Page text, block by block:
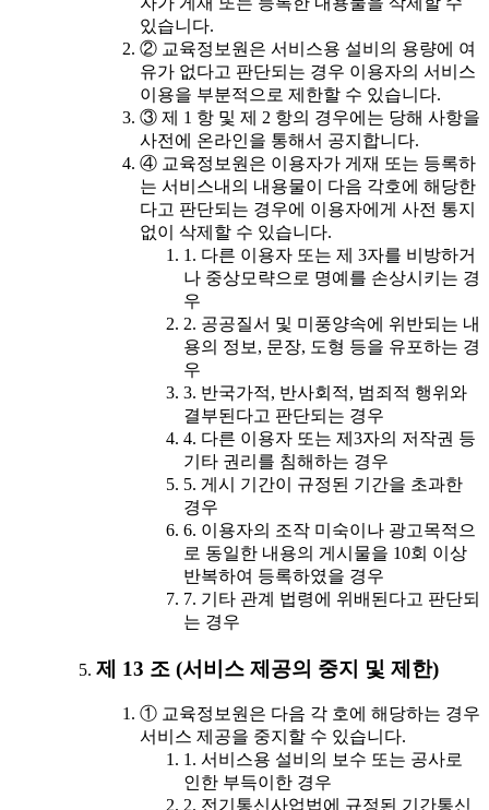
있습니다.
② 교육정보원은 서비스용 설비의 용량에 여
유가 없다고 판단되는 경우 이용자의 서비스
이용을 부분적으로 제한할 수 있습니다.
③ 제 1 항 및 제 2 항의 경우에는 당해 사항을
사전에 온라인을 통해서 공지합니다.
④ 교육정보원은 이용자가 게재 또는 등록하
는 서비스내의 내용물이 다음 각호에 해당한
다고 판단되는 경우에 이용자에게 사전 통지
없이 삭제할 수 있습니다.
1. 다른 이용자 또는 제 3자를 비방하거
나 중상모략으로 명예를 손상시키는 경
우
2. 공공질서 및 미풍양속에 위반되는 내
용의 정보, 문장, 도형 등을 유포하는 경
우
3. 반국가적, 반사회적, 범죄적 행위와
결부된다고 판단되는 경우
4. 다른 이용자 또는 제3자의 저작권 등
기타 권리를 침해하는 경우
5. 게시 기간이 규정된 기간을 초과한
경우
6. 이용자의 조작 미숙이나 광고목적으
로 동일한 내용의 게시물을 10회 이상
반복하여 등록하였을 경우
7. 기타 관계 법령에 위배된다고 판단되
는 경우
제 13 조 (서비스 제공의 중지 및 제한)
① 교육정보원은 다음 각 호에 해당하는 경우
서비스 제공을 중지할 수 있습니다.
1. 서비스용 설비의 보수 또는 공사로
인한 부득이한 경우
2. 전기통신사업법에 규정된 기간통신